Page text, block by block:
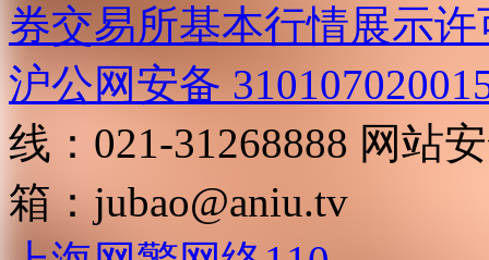
券交易所基本行情展示许
沪公网安备
线：021-31268888 网站
箱： jubao@aniu.tv